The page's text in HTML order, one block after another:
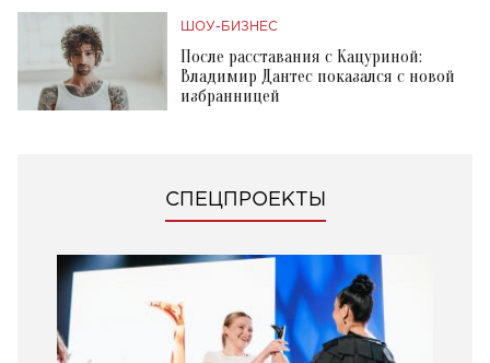
ШОУ-БИЗНЕС
После расставания с Кацуриной:
Владимир Дантес показался с новой
избранницей
СПЕЦПРОЕКТЫ